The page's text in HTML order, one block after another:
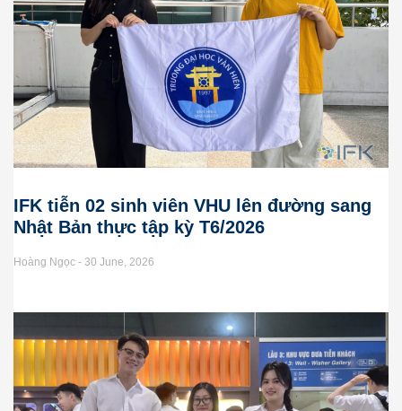
IFK tiễn 02 sinh viên VHU lên đường sang
Nhật Bản thực tập kỳ T6/2026
Hoàng Ngọc 30 June, 2026